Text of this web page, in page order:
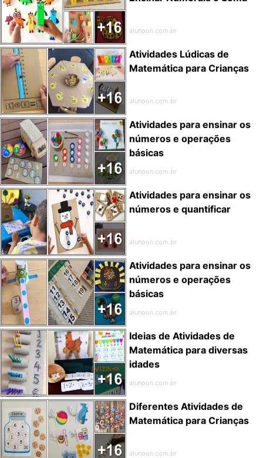
alunoon.com.br
Atividades Lúdicas de
Matemática para Crianças
alunoon.com.br
Atividades para ensinar os
números e operações
básicas
alunoon.com.br
Atividades para ensinar os
números e quantificar
alunoon.com.br
Atividades para ensinar os
números e operações
básicas
alunoon.com.br
Ideias de Atividades de
Matemática para diversas
idades
alunoon.com.br
Diferentes Atividades de
Matemática para Crianças
alunoon.com.br